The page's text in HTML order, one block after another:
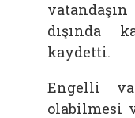
dışında
kaydetti.
Engelli
olabilmesi